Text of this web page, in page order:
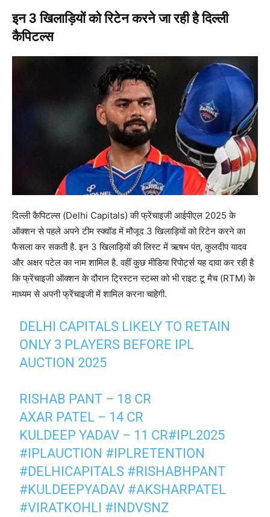
इन 3 खिलाड़ियों को रिटेन करने जा रही है दिल्ली
कैपिटल्स
दिल्ली कैपिटल्स (Delhi Capitals) की फ्रेंचाइजी आईपीएल 2025 के
ऑक्शन से पहले अपने टीम स्क्वॉड में मौजूद 3 खिलाड़ियों को रिटेन करने का
फैसला कर सकती है. इन 3 खिलाड़ियों की लिस्ट में ऋषभ पंत, कुलदीप यादव
और अक्षर पटेल का नाम शामिल है. वहीं कुछ मीडिया रिपोर्ट्स यह दावा कर रही है
कि फ्रेंचाइजी ऑक्शन के दौरान ट्रिस्टन स्टब्स को भी राइट टू मैच (RTM) के
माध्यम से अपनी फ्रेंचाइजी में शामिल करना चाहेगी.
DELHI CAPITALS LIKELY TO RETAIN
ONLY 3 PLAYERS BEFORE IPL
AUCTION 2025
RISHAB PANT – 18 CR
AXAR PATEL – 14 CR
KULDEEP YADAV – 11 CR#IPL2025
#IPLAUCTION #IPLRETENTION
#DELHICAPITALS #RISHABHPANT
#KULDEEPYADAV #AKSHARPATEL
#VIRATKOHLI #INDVSNZ